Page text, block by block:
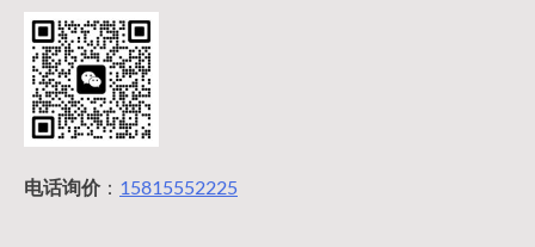
电话询价： 15815552225